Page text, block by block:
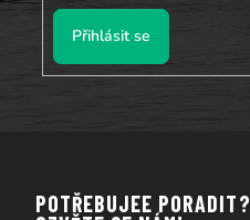
Přihlásit se
POTŘEBUJEE PORADIT?